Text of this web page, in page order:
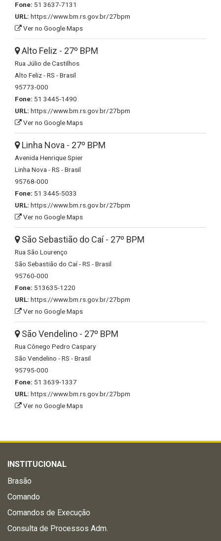
Fone: 51 3637-7131
URL: https://www.bm.rs.gov.br/27bpm
Ver no Google Maps
Alto Feliz - 27º BPM
Rua Júlio de Castilhos
Alto Feliz - RS - Brasil
95773-000
Fone: 51 3445-1490
URL: https://www.bm.rs.gov.br/27bpm
Ver no Google Maps
Linha Nova - 27º BPM
Avenida Henrique Spier
Linha Nova - RS - Brasil
95768-000
Fone: 51 3445-5033
URL: https://www.bm.rs.gov.br/27bpm
Ver no Google Maps
São Sebastião do Caí - 27º BPM
Rua São Lourenço
São Sebastião do Caí - RS - Brasil
95760-000
Fone: 513635-1220
URL: https://www.bm.rs.gov.br/27bpm
Ver no Google Maps
São Vendelino - 27º BPM
Rua Cônego Pedro Caspary
São Vendelino - RS - Brasil
95795-000
Fone: 51 3639-1337
URL: https://www.bm.rs.gov.br/27bpm
Ver no Google Maps
INSTITUCIONAL
Brasão
Comando
Comandos de Execução
Consulta de Processos Adm.